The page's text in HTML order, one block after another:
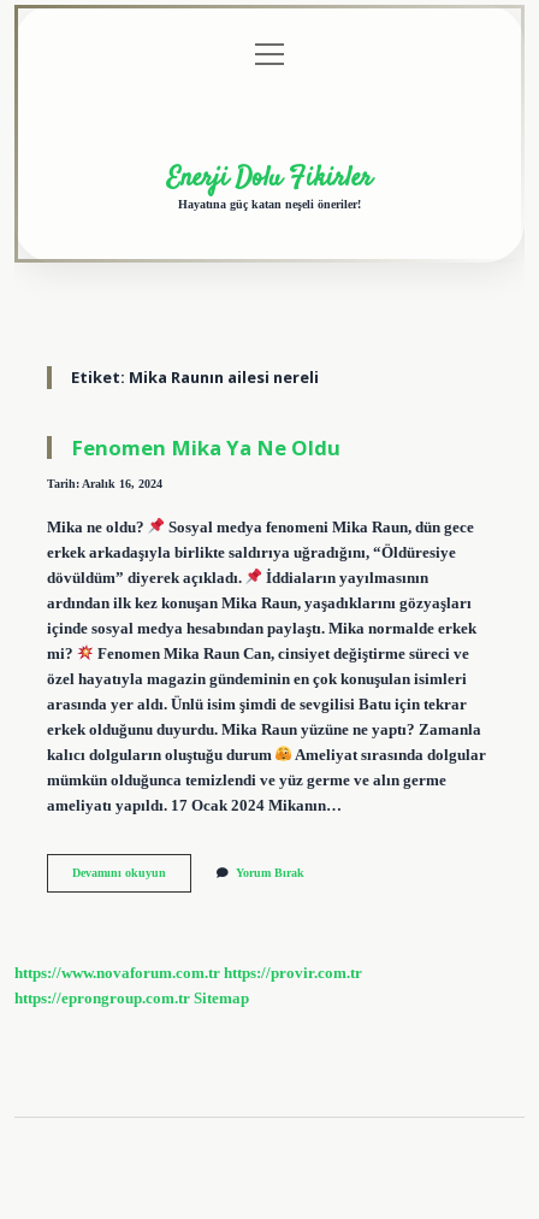
menüyü
aç
Enerji Dolu Fikirler
Hayatına güç katan neşeli öneriler!
Etiket: Mika Raunın ailesi nereli
Fenomen Mika Ya Ne Oldu
Tarih: Aralık 16, 2024
Mika ne oldu?
Sosyal medya fenomeni Mika Raun, dün gece
erkek arkadaşıyla birlikte saldırıya uğradığını, “Öldüresiye
dövüldüm” diyerek açıkladı.
İddiaların yayılmasının
ardından ilk kez konuşan Mika Raun, yaşadıklarını gözyaşları
içinde sosyal medya hesabından paylaştı. Mika normalde erkek
mi?
Fenomen Mika Raun Can, cinsiyet değiştirme süreci ve
özel hayatıyla magazin gündeminin en çok konuşulan isimleri
arasında yer aldı. Ünlü isim şimdi de sevgilisi Batu için tekrar
erkek olduğunu duyurdu. Mika Raun yüzüne ne yaptı? Zamanla
kalıcı dolguların oluştuğu durum
Ameliyat sırasında dolgular
mümkün olduğunca temizlendi ve yüz germe ve alın germe
ameliyatı yapıldı. 17 Ocak 2024 Mikanın…
Devamını okuyunFenomen
Yorum Bırak
https://www.novaforum.com.tr https://provir.com.tr
https://eprongroup.com.tr Sitemap